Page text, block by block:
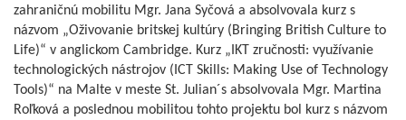
zahraničnú mobilitu Mgr. Jana Syčová a absolvovala kurz s
názvom „Oživovanie britskej kultúry (Bringing British Culture to
Life)“ v anglickom Cambridge. Kurz „IKT zručnosti: využívanie
technologických nástrojov (ICT Skills: Making Use of Technology
Tools)“ na Malte v meste St. Julian´s absolvovala Mgr. Martina
Roľková a poslednou mobilitou tohto projektu bol kurz s názvom